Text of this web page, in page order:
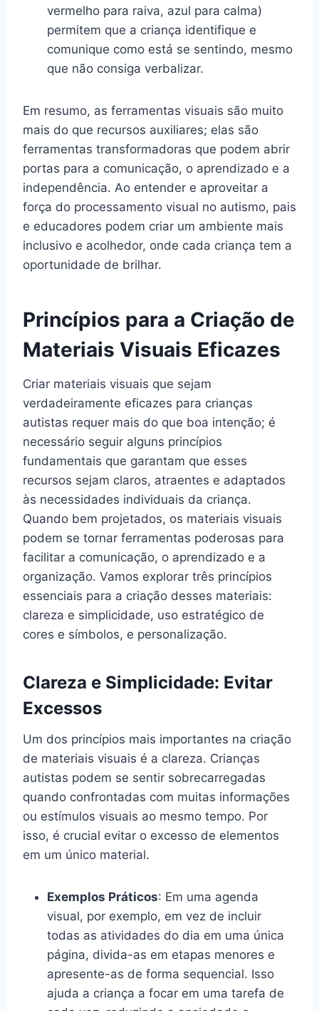
vermelho para raiva, azul para calma)
permitem que a criança identifique e
comunique como está se sentindo, mesmo
que não consiga verbalizar.
Em resumo, as ferramentas visuais são muito
mais do que recursos auxiliares; elas são
ferramentas transformadoras que podem abrir
portas para a comunicação, o aprendizado e a
independência. Ao entender e aproveitar a
força do processamento visual no autismo, pais
e educadores podem criar um ambiente mais
inclusivo e acolhedor, onde cada criança tem a
oportunidade de brilhar.
Princípios para a Criação de
Materiais Visuais Eficazes
Criar materiais visuais que sejam
verdadeiramente eficazes para crianças
autistas requer mais do que boa intenção; é
necessário seguir alguns princípios
fundamentais que garantam que esses
recursos sejam claros, atraentes e adaptados
às necessidades individuais da criança.
Quando bem projetados, os materiais visuais
podem se tornar ferramentas poderosas para
facilitar a comunicação, o aprendizado e a
organização. Vamos explorar três princípios
essenciais para a criação desses materiais:
clareza e simplicidade, uso estratégico de
cores e símbolos, e personalização.
Clareza e Simplicidade: Evitar
Excessos
Um dos princípios mais importantes na criação
de materiais visuais é a clareza. Crianças
autistas podem se sentir sobrecarregadas
quando confrontadas com muitas informações
ou estímulos visuais ao mesmo tempo. Por
isso, é crucial evitar o excesso de elementos
em um único material.
Exemplos Práticos: Em uma agenda
visual, por exemplo, em vez de incluir
todas as atividades do dia em uma única
página, divida-as em etapas menores e
apresente-as de forma sequencial. Isso
ajuda a criança a focar em uma tarefa de